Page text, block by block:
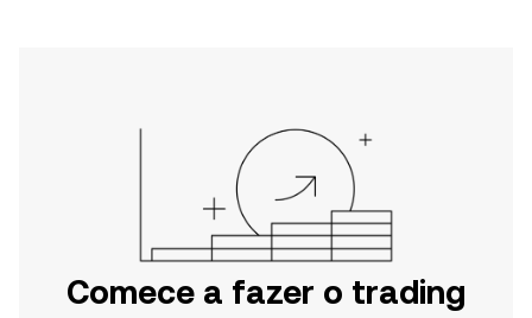
Comece a fazer o trading